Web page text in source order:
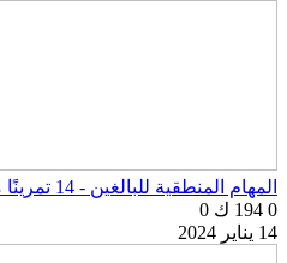
المهام المنطقية للبالغين - 14 تمرينًا مبتكرًا
0 194 ك
0
14 يناير 2024